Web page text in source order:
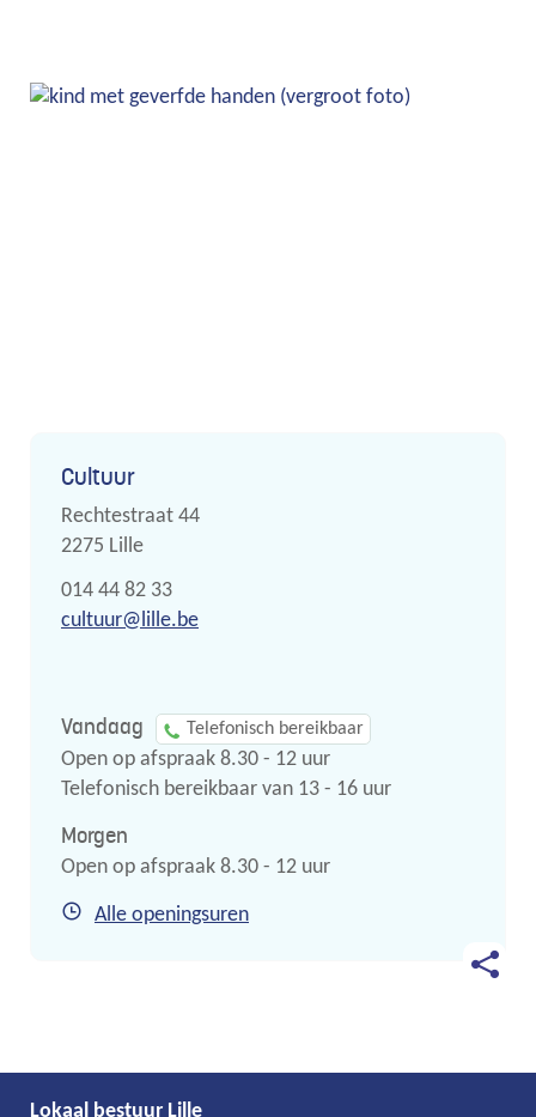
Contact
Cultuur
Adres
Rechtestraat 44
,2275 Lille
Tel.
014 44 82 33
E-
cultuur@lille.be
Vandaag Telefonisch bereikbaar
Open op afspraak 8.30 - 12 uur
Telefonisch bereikbaar van 13 - 16 uur
Morgen
Open op afspraak 8.30 - 12 uur
Alle openingsurenCultuur
Lokaal bestuur Lille